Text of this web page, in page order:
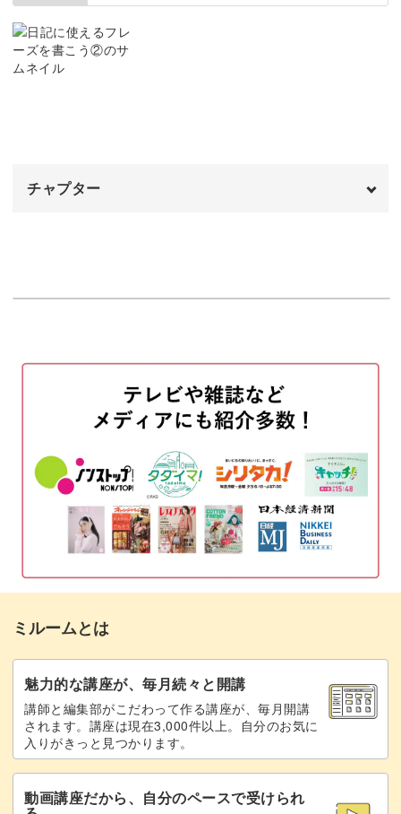
ダウンストロークやアップストロークに加え、ウェーブダ
ッシュという技法も登場します。
えてみませんか？
一色で書くのとはまた違った風合いになり、表現の幅も広
また、2色以上の筆ペンを使ってよりカラフルに、グラデ
ーション文字を書く方法もお伝え。
お使いの筆ペンにちょっとした工夫をするだけで、絵の具
フレーズ全体できれいなグラデーションができると、手帳
や日記がより鮮やかに。
事前準備
「Delicious」を書く
「Trip to」を書く 11:07
チャプター
「Hello Autumn」を書く
「Holidays」を書く
おわりに 21:03
ミルームとは
魅力的な講座が、毎月続々と開講
講師と編集部がこだわって作る講座が、毎月開講
されます。講座は現在3,000件以上。自分のお気に
入りがきっと見つかります。
動画講座だから、自分のペースで受けられ